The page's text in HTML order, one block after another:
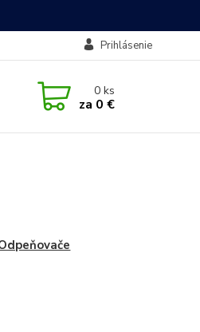
Prihlásenie
0ks
za 0 €